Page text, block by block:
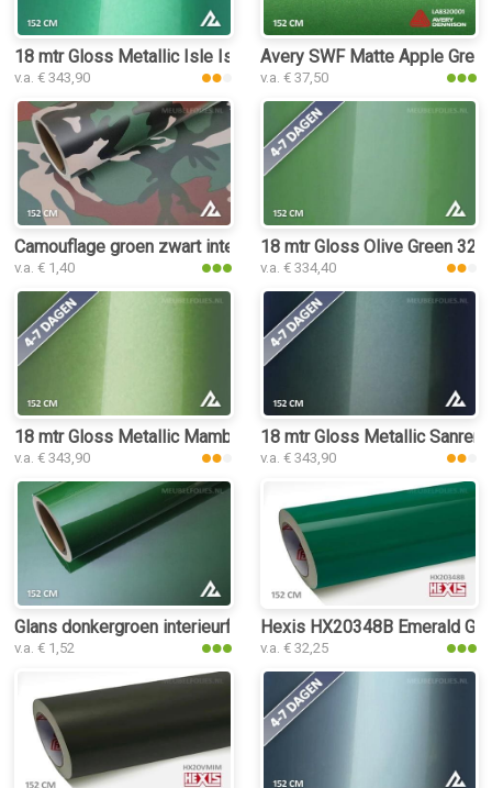
18 mtr Gloss Metallic Isle Island Green 3185 interieurfolie
v.a. € 343,90
Avery SWF Matte Apple
v.a. € 37,50
Camouflage groen zwart interieurfolie
v.a. € 1,40
18 mtr Gloss Olive Green
v.a. € 334,40
18 mtr Gloss Metallic Mamba Green 3163 interieurfolie
v.a. € 343,90
18 mtr Gloss Metallic
v.a. € 343,90
Glans donkergroen interieurfolie
v.a. € 1,52
Hexis HX20348B Emerald
v.a. € 32,25